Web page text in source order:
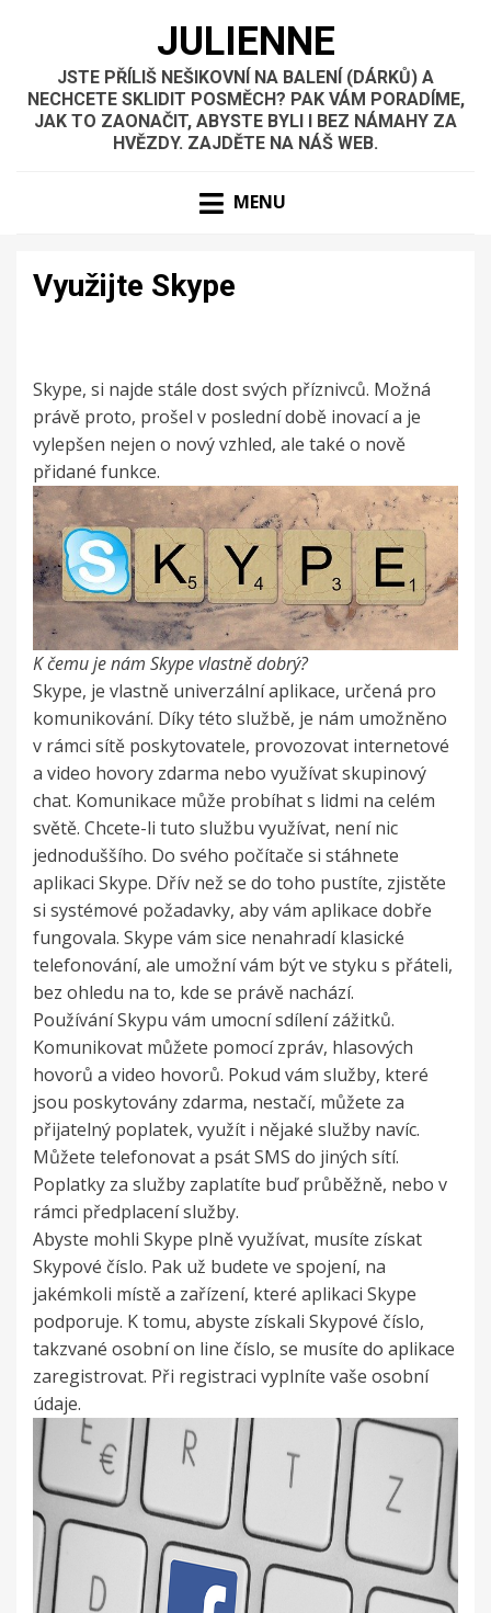
JULIENNE
JSTE PŘÍLIŠ NEŠIKOVNÍ NA BALENÍ (DÁRKŮ) A
NECHCETE SKLIDIT POSMĚCH? PAK VÁM PORADÍME,
JAK TO ZAONAČIT, ABYSTE BYLI I BEZ NÁMAHY ZA
HVĚZDY. ZAJDĚTE NA NÁŠ WEB.
MENU
Využijte Skype
Skype, si najde stále dost svých příznivců. Možná
právě proto, prošel v poslední době inovací a je
vylepšen nejen o nový vzhled, ale také o nově
přidané funkce.
K čemu je nám Skype vlastně dobrý?
Skype, je vlastně univerzální aplikace, určená pro
komunikování. Díky této službě, je nám umožněno
v rámci sítě poskytovatele, provozovat internetové
a video hovory zdarma nebo využívat skupinový
chat. Komunikace může probíhat s lidmi na celém
světě. Chcete-li tuto službu využívat, není nic
jednoduššího. Do svého počítače si stáhnete
aplikaci Skype. Dřív než se do toho pustíte, zjistěte
si systémové požadavky, aby vám aplikace dobře
fungovala. Skype vám sice nenahradí klasické
telefonování, ale umožní vám být ve styku s přáteli,
bez ohledu na to, kde se právě nachází.
Používání Skypu vám umocní sdílení zážitků.
Komunikovat můžete pomocí zpráv, hlasových
hovorů a video hovorů. Pokud vám služby, které
jsou poskytovány zdarma, nestačí, můžete za
přijatelný poplatek, využít i nějaké služby navíc.
Můžete telefonovat a psát SMS do jiných sítí.
Poplatky za služby zaplatíte buď průběžně, nebo v
rámci předplacení služby.
Abyste mohli Skype plně využívat, musíte získat
Skypové číslo. Pak už budete ve spojení, na
jakémkoli místě a zařízení, které aplikaci Skype
podporuje. K tomu, abyste získali Skypové číslo,
takzvané osobní on line číslo, se musíte do aplikace
zaregistrovat. Při registraci vyplníte vaše osobní
údaje.